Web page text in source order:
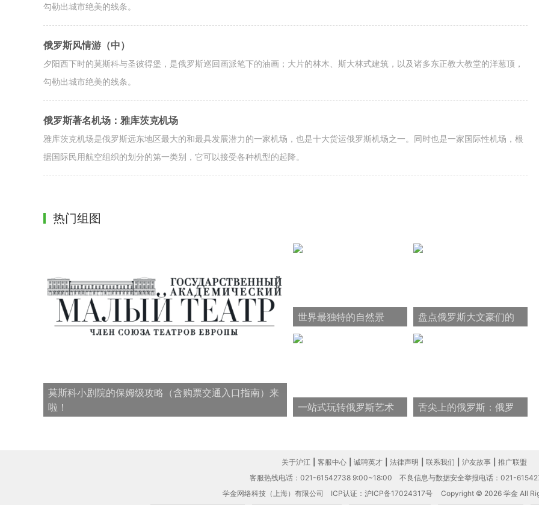
勾勒出城市绝美的线条。
俄罗斯风情游（中）
夕阳西下时的莫斯科与圣彼得堡，是俄罗斯巡回画派笔下的油画；大片的林木、斯大林式建筑，以及诸多东正教大教堂的洋葱顶，
勾勒出城市绝美的线条。
俄罗斯著名机场：雅库茨克机场
雅库茨克机场是俄罗斯远东地区最大的和最具发展潜力的一家机场，也是十大货运俄罗斯机场之一。同时也是一家国际性机场，根
据国际民用航空组织的划分的第一类别，它可以接受各种机型的起降。
热门组图
莫斯科小剧院的保姆级攻略（含购票交通入口指南）来
啦！
世界最独特的自然景
观：贝加尔湖排首位
盘点俄罗斯大文豪们的
那些奇奇怪怪的死法
一站式玩转俄罗斯艺术
舌尖上的俄罗斯：俄罗
关于沪江 客服中心 诚聘英才 法律声明 联系我们 沪友故事
推广联盟
客服热线电话：021-61542738 9:00~18:00
不良信息与数据安全举报电话：021-
学金网络科技（上海）有限公司 ICP认证：沪ICP备17024317号 Copyright © 2026 学金 All